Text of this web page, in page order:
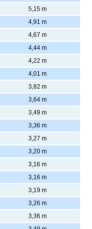
5,15 m
4,91 m
4,67 m
4,44 m
4,22 m
4,01 m
3,82 m
3,64 m
3,49 m
3,36 m
3,27 m
3,20 m
3,16 m
3,16 m
3,19 m
3,26 m
3,36 m